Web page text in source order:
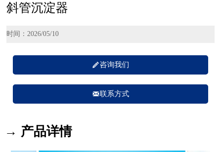
斜管沉淀器
时间：2026/05/10
咨询我们
联系方式
→ 产品详情